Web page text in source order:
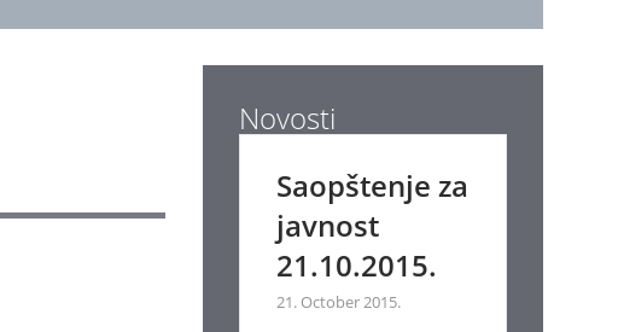
Novosti
Saopštenje za
javnost
21.10.2015.
21. October 2015.